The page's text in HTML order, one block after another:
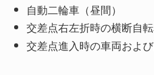
自動二輪車（昼間）
交差点右左折時の横断自
交差点進入時の車両およ